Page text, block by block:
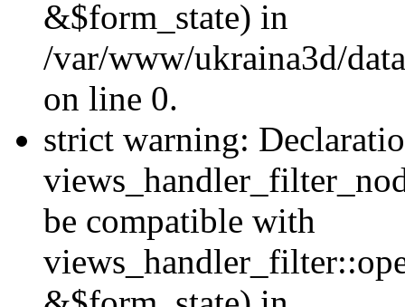
&$form_state) in
/var/www/ukraina3d/
on line 0.
strict warning:
be compatible with